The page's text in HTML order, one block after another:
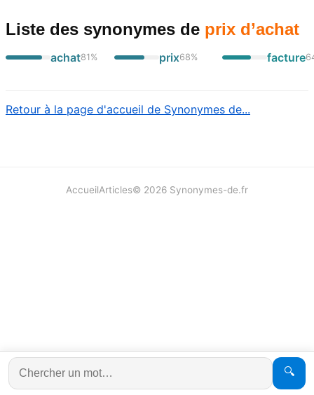
Liste des synonymes de prix d’achat
achat81 % prix68% facture
Retour à la page d'accueil de Synonymes de...
🔍
AccueilArticles© 2026 Synonymes-de.fr